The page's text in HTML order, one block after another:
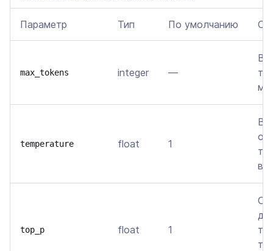
Параметр Тип По умолчанию
max_tokens integer —
temperature float 1
top_p float 1